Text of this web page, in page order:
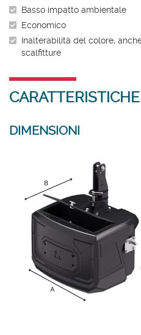
Basso impatto ambientale
Economico
Inalterabilità del colore,
scalfitture
DIMENSIONI